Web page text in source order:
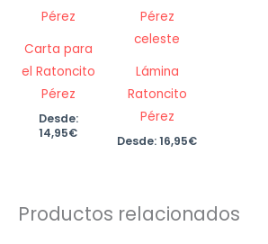
Carta para
el Ratoncito
Pérez
Desde:
14,95€
Lámina
Ratoncito
Pérez
Desde:16,95€
Productos relacionados